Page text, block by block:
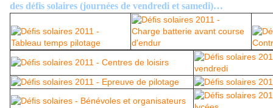
des défis solaires (journées de vendredi et samedi)…